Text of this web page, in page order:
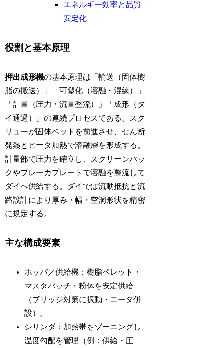
エネルギー効率と品質
安定化
役割と基本原理
押出成形機の基本原理は「輸送（固体樹
脂の搬送）」「可塑化（溶融・混練）」
「計量（圧力・流量整流）」「成形（ダ
イ通過）」の連続プロセスである。スク
リューが固体ベッドを前進させ、せん断
発熱とヒータ加熱で溶融層を形成する。
計量部で圧力を確立し、スクリーンパッ
クやブレーカプレートで溶融を整流して
ダイへ供給する。ダイでは流動抵抗と流
路設計により厚み・幅・空洞形状を精密
に規定する。
主な構成要素
ホッパ／供給機：樹脂ペレット・
マスタバッチ・粉体を安定供給
（ブリッジ対策に振動・ニーダ併
設）。
シリンダ：加熱帯をゾーニングし
温度勾配を管理（例：供給・圧